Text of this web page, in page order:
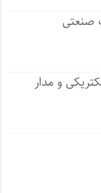
صنعتی
و مدار